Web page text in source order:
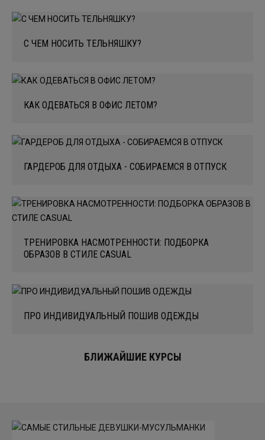
С ЧЕМ НОСИТЬ ТЕЛЬНЯШКУ?
КАК ОДЕВАТЬСЯ В ОФИС ЛЕТОМ?
ГАРДЕРОБ ДЛЯ ОТДЫХА - СОБИРАЕМСЯ В ОТПУСК
ТРЕНИРОВКА НАСМОТРЕННОСТИ: ПОДБОРКА
ОБРАЗОВ В СТИЛЕ CASUAL
ПРО ИНДИВИДУАЛЬНЫЙ ПОШИВ ОДЕЖДЫ
БЛИЖАЙШИЕ КУРСЫ